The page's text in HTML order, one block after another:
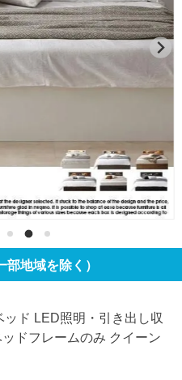
地域を除く）
ッド LED照明・引き出し収
ドフレームのみ クイーン